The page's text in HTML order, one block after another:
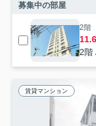
募集中の部屋
2階
2階
賃貸マンション